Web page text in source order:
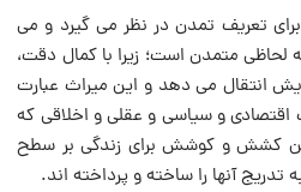
تعریف تمدن در نظر می گیرد و می
متمدن است؛ زیرا با کمال دقت،
انتقال می دهد و این میراث عبارت
و سیاسی و عقلی و اخلاقی که
کشش و کوشش برای زندگی بر سطح
تدریج آنها را ساخته و پرداخته اند.